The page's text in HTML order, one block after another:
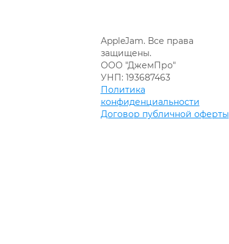
AppleJam. Все права
защищены.
ООО "ДжемПро"
УНП: 193687463
Политика
конфиденциальности
Договор публичной оферты